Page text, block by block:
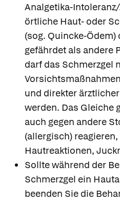
Analgetika-
örtliche Haut- oder
(sog. Quincke-
gefährdet als andere
darf das Schmerzgel
und direkter
werden. Das Gleiche
auch gegen andere
(allergisch)
Hautreaktionen,
Sollte während der
Schmerzgel ein
beenden Sie die